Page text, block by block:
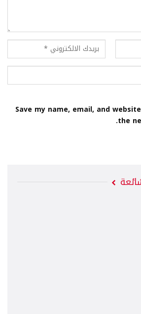
Save my name, email, and
the